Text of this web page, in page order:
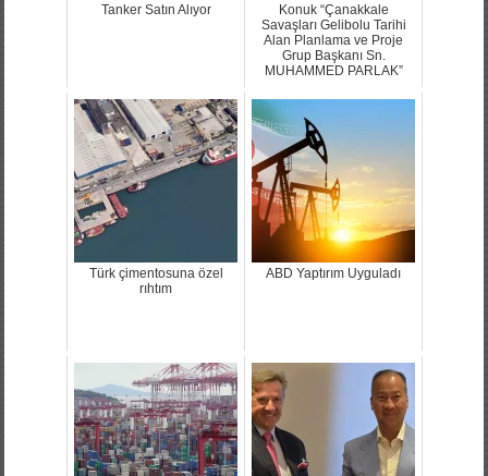
Tanker Satın Alıyor
Konuk “Çanakkale
Savaşları Gelibolu Tarihi
Alan Planlama ve Proje
Grup Başkanı Sn.
MUHAMMED PARLAK”
Türk çimentosuna özel
rıhtım
ABD Yaptırım Uyguladı